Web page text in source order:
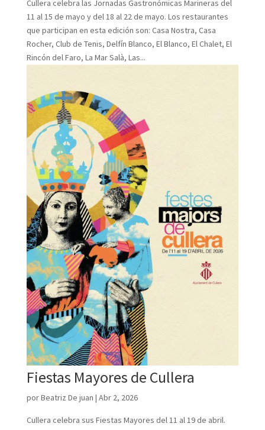
Cullera celebra las Jornadas Gastronómicas Marineras del
11 al 15 de mayo y del 18 al 22 de mayo. Los restaurantes
que participan en esta edición son: Casa Nostra, Casa
Rocher, Club de Tenis, Delfín Blanco, El Blanco, El Chalet, El
Rincón del Faro, La Mar Salà, Las...
Fiestas Mayores de Cullera
porBeatriz De juan | Abr 2, 2026
Cullera celebra sus Fiestas Mayores del 11 al 19 de abril.